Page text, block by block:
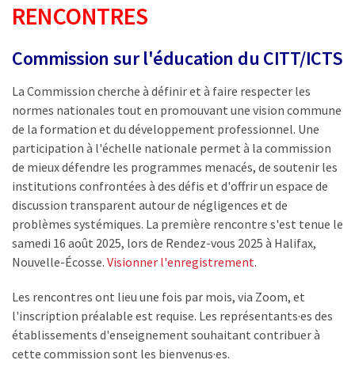
RENCONTRES
Commission sur l'éducation du CITT/ICTS
La Commission cherche à définir et à faire respecter les
normes nationales tout en promouvant une vision commune
de la formation et du développement professionnel. Une
participation à l'échelle nationale permet à la commission
de mieux défendre les programmes menacés, de soutenir les
institutions confrontées à des défis et d'offrir un espace de
discussion transparent autour de négligences et de
problèmes systémiques. La première rencontre s'est tenue le
samedi 16 août 2025, lors de Rendez-vous 2025 à Halifax,
Nouvelle-Écosse. Visionner l'enregistrement.
Les rencontres ont lieu une fois par mois, via Zoom, et
l'inscription préalable est requise. Les représentants·es des
établissements d'enseignement souhaitant contribuer à
cette commission sont les bienvenus·es.